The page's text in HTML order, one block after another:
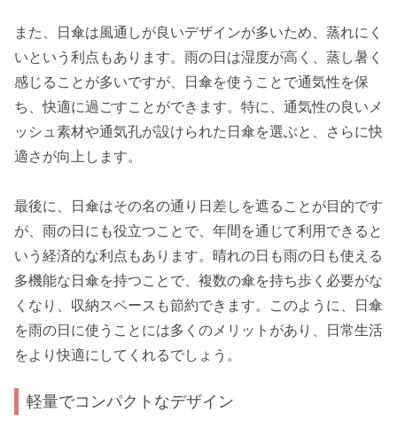
また、日傘は風通しが良いデザインが多いため、蒸れにく
いという利点もあります。雨の日は湿度が高く、蒸し暑く
感じることが多いですが、日傘を使うことで通気性を保
ち、快適に過ごすことができます。特に、通気性の良いメ
ッシュ素材や通気孔が設けられた日傘を選ぶと、さらに快
適さが向上します。
最後に、日傘はその名の通り日差しを遮ることが目的です
が、雨の日にも役立つことで、年間を通じて利用できると
いう経済的な利点もあります。晴れの日も雨の日も使える
多機能な日傘を持つことで、複数の傘を持ち歩く必要がな
くなり、収納スペースも節約できます。このように、日傘
を雨の日に使うことには多くのメリットがあり、日常生活
をより快適にしてくれるでしょう。
軽量でコンパクトなデザイン